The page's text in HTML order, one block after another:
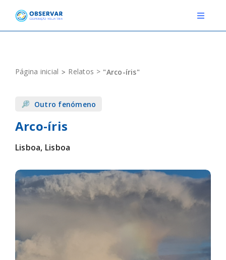
content
Toggle
EVENTOS
DEFINIÇÕES
F.A.Q.
Novo relato Login
Página inicial Relatos "Arco-íris"
Outro fenómeno
Arco-íris
Lisboa, Lisboa